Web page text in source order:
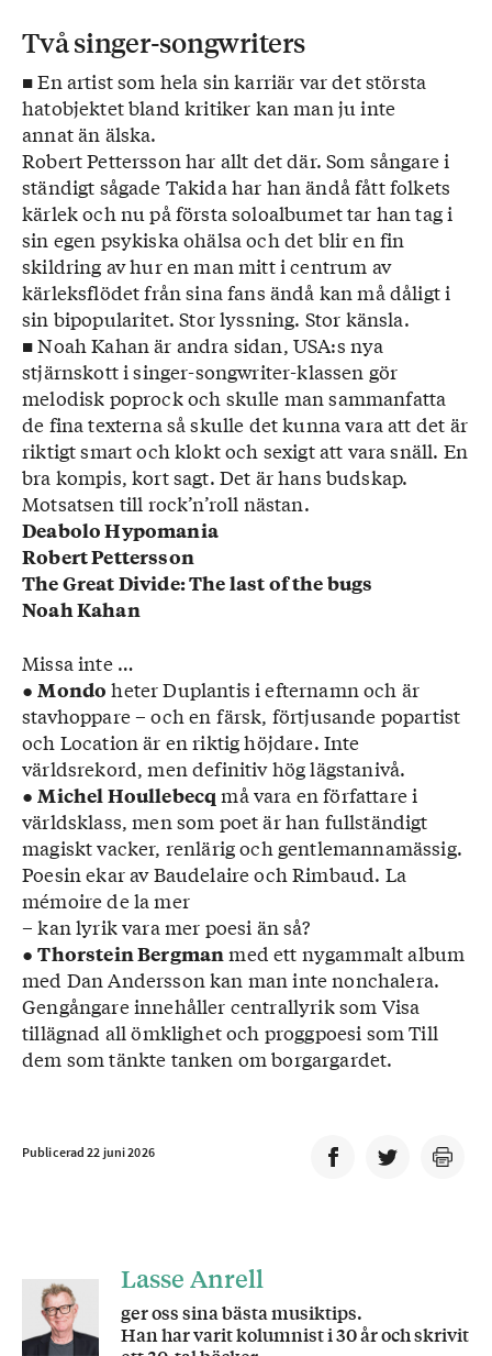
Två singer-songwriters
■ En artist som hela sin karriär var det största
hat­objektet bland kritiker kan man ju inte
annat än älska.
Robert Pettersson har allt det där. Som sångare i
ständigt sågade Takida har han ändå fått folkets
kärlek och nu på första soloalbumet tar han tag i
sin egen psykiska ohälsa och det blir en fin
skildring av hur en man mitt i centrum av
kärleksflödet från sina fans ändå kan må dåligt i
sin bipopularitet. Stor lyssning. Stor känsla.
■ Noah Kahan är andra sidan, USA:s nya
stjärnskott i singer-songwriter-klassen gör
melodisk poprock och skulle man sammanfatta
de fina texterna så skulle det kunna vara att det är
riktigt smart och klokt och sexigt att vara snäll. En
bra kompis, kort sagt. Det är hans budskap.
Motsatsen till rock’n’roll nästan.
Deabolo Hypomania
Robert Pettersson
The Great Divide: The last of the bugs
Noah Kahan
Missa inte …
●Mondo heter Duplantis i efternamn och är
stavhoppare – och en färsk, förtjusande popartist
och Location är en riktig höjdare. Inte
världsrekord, men definitiv hög lägstanivå.
●Michel Houllebecq må vara en författare i
världsklass, men som poet är han fullständigt
magiskt vacker, renlärig och gentle­mannamässig.
Poesin ekar av Baudelaire och Rimbaud. La
mémoire de la mer
– kan lyrik vara mer poesi än så?
●Thorstein Bergmanmed ett nygammalt album
med Dan Andersson kan man inte nonchalera.
Gengångare innehåller centrallyrik som Visa
tillägnad all ömklighet och proggpoesi som Till
dem som tänkte tanken om borgargardet.
Publicerad 22 juni 2026
Lasse Anrell
ger oss sina bästa musiktips.
Han har varit kolumnist i 30 år och skrivit